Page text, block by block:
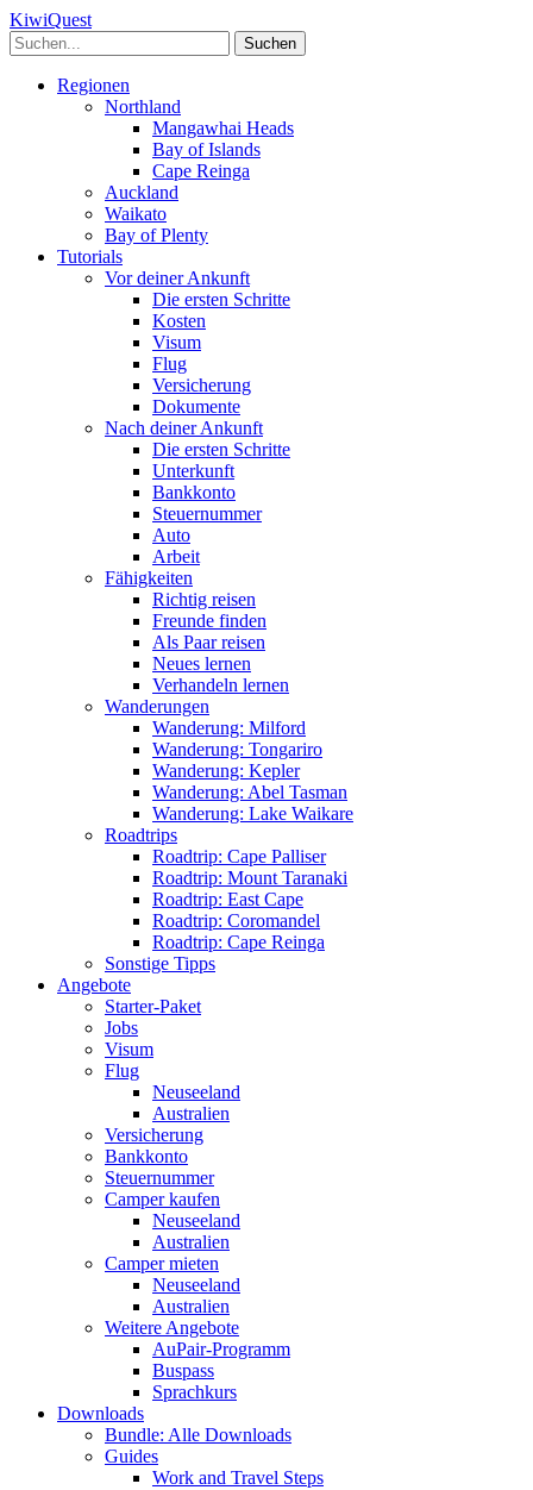
KiwiQuest
Regionen
Northland
Mangawhai Heads
Bay of Islands
Cape Reinga
Auckland
Waikato
Bay of Plenty
Tutorials
Vor deiner Ankunft
Die ersten Schritte
Kosten
Visum
Flug
Versicherung
Dokumente
Nach deiner Ankunft
Die ersten Schritte
Unterkunft
Bankkonto
Steuernummer
Auto
Arbeit
Fähigkeiten
Richtig reisen
Freunde finden
Als Paar reisen
Neues lernen
Verhandeln lernen
Wanderungen
Wanderung: Milford
Wanderung: Tongariro
Wanderung: Kepler
Wanderung: Abel Tasman
Wanderung: Lake Waikare
Roadtrips
Roadtrip: Cape Palliser
Roadtrip: Mount Taranaki
Roadtrip: East Cape
Roadtrip: Coromandel
Roadtrip: Cape Reinga
Sonstige Tipps
Angebote
Starter-Paket
Jobs
Visum
Flug
Neuseeland
Australien
Versicherung
Bankkonto
Steuernummer
Camper kaufen
Neuseeland
Australien
Camper mieten
Neuseeland
Australien
Weitere Angebote
AuPair-Programm
Buspass
Sprachkurs
Downloads
Bundle: Alle Downloads
Guides
Work and Travel Steps